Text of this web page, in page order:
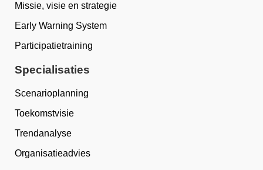
Missie, visie en strategie
Early Warning System
Participatietraining
Specialisaties
Scenarioplanning
Toekomstvisie
Trendanalyse
Organisatieadvies